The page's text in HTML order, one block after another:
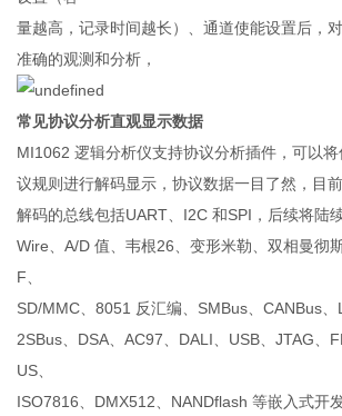
量越高，记录时间越长）、通道使能设置后，
准确的观测和分析，
常见协议分析直观显示数据
MI1062 逻辑分析仪支持协议分析插件，可以
议规则进行解码显示，协议数据一目了然，目
解码的总线包括UART、I2C 和SPI，后续将陆
Wire、A/D 值、韦根26、变形米勒、双相曼彻
F、
SD/MMC、8051 反汇编、SMBus、CANBus
2SBus、DSA、AC97、DALI、USB、JTAG、
US、
ISO7816、DMX512、NANDflash 等嵌入式开